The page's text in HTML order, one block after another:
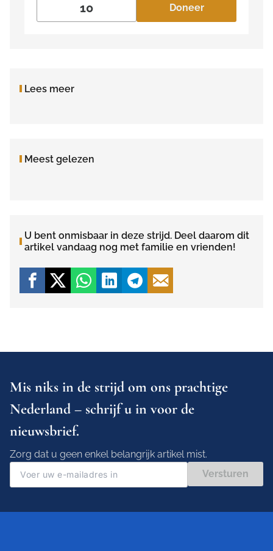
Doneer
Lees meer
Meest gelezen
U bent onmisbaar in deze strijd. Deel daarom dit
artikel vandaag nog met familie en vrienden!
Mis niks in de strijd om ons prachtige
Nederland – schrijf u in voor de
nieuwsbrief.
Zorg dat u geen enkel belangrijk artikel mist.
Versturen